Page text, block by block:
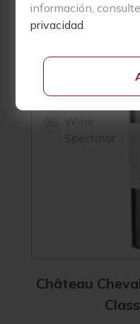
información,
privacidad.
96 Parker
4.6 Vivino
98
96 Wine
Spectator
Château